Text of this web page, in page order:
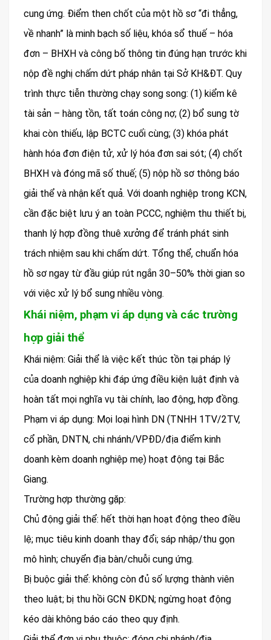
cung ứng. Điểm then chốt của một hồ sơ “đi thẳng,
về nhanh” là minh bạch số liệu, khóa sổ thuế – hóa
đơn – BHXH và công bố thông tin đúng hạn trước khi
nộp đề nghị chấm dứt pháp nhân tại Sở KH&ĐT. Quy
trình thực tiễn thường chạy song song: (1) kiểm kê
tài sản – hàng tồn, tất toán công nợ; (2) bổ sung tờ
khai còn thiếu, lập BCTC cuối cùng; (3) khóa phát
hành hóa đơn điện tử, xử lý hóa đơn sai sót; (4) chốt
BHXH và đóng mã số thuế; (5) nộp hồ sơ thông báo
giải thể và nhận kết quả. Với doanh nghiệp trong KCN,
cần đặc biệt lưu ý an toàn PCCC, nghiệm thu thiết bị,
thanh lý hợp đồng thuê xưởng để tránh phát sinh
trách nhiệm sau khi chấm dứt. Tổng thể, chuẩn hóa
hồ sơ ngay từ đầu giúp rút ngắn 30–50% thời gian so
với việc xử lý bổ sung nhiều vòng.
Khái niệm, phạm vi áp dụng và các trường
hợp giải thể
Khái niệm: Giải thể là việc kết thúc tồn tại pháp lý
của doanh nghiệp khi đáp ứng điều kiện luật định và
hoàn tất mọi nghĩa vụ tài chính, lao động, hợp đồng.
Phạm vi áp dụng: Mọi loại hình DN (TNHH 1TV/2TV,
cổ phần, DNTN, chi nhánh/VPĐD/địa điểm kinh
doanh kèm doanh nghiệp mẹ) hoạt động tại Bắc
Giang.
Trường hợp thường gặp:
Chủ động giải thể: hết thời hạn hoạt động theo điều
lệ; mục tiêu kinh doanh thay đổi; sáp nhập/thu gọn
mô hình; chuyển địa bàn/chuỗi cung ứng.
Bị buộc giải thể: không còn đủ số lượng thành viên
theo luật; bị thu hồi GCN ĐKDN; ngừng hoạt động
kéo dài không báo cáo theo quy định.